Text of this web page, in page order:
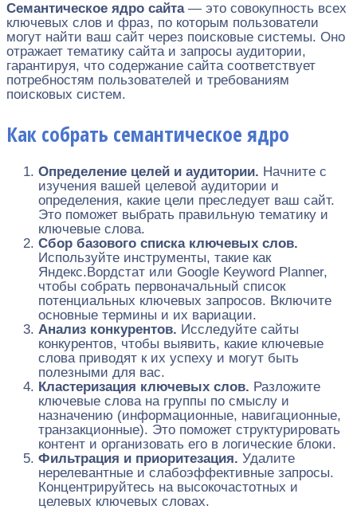
Семантическое ядро сайта— это совокупность всех
ключевых слов и фраз, по которым пользователи
могут найти ваш сайт через поисковые системы. Оно
отражает тематику сайта и запросы аудитории,
гарантируя, что содержание сайта соответствует
потребностям пользователей и требованиям
поисковых систем.
Как собрать семантическое ядро
Определение целей и аудитории. Начните с
изучения вашей целевой аудитории и
определения, какие цели преследует ваш сайт.
Это поможет выбрать правильную тематику и
ключевые слова.
Сбор базового списка ключевых слов.
Используйте инструменты, такие как
Яндекс.Вордстат или Google Keyword Planner,
чтобы собрать первоначальный список
потенциальных ключевых запросов. Включите
основные термины и их вариации.
Анализ конкурентов. Исследуйте сайты
конкурентов, чтобы выявить, какие ключевые
слова приводят к их успеху и могут быть
полезными для вас.
Кластеризация ключевых слов. Разложите
ключевые слова на группы по смыслу и
назначению (информационные, навигационные,
транзакционные). Это поможет структурировать
контент и организовать его в логические блоки.
Фильтрация и приоритезация. Удалите
нерелевантные и слабоэффективные запросы.
Концентрируйтесь на высокочастотных и
целевых ключевых словах.